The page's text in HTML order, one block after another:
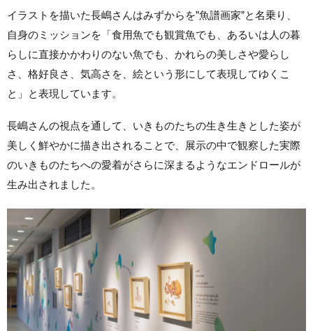
イラストを描いた長嶋さんはみずからを”魚譜画家”と名乗り、
自身のミッションを「食用魚でも観賞魚でも、あるいは人の暮
らしに直接かかわりのない魚でも、かれらの美しさや愛らし
さ、格好良さ、気高さを、絵という形にして表現してゆくこ
と」と表現しています。
長嶋さんの視点を通して、いきものたちの生き生きとした姿が
美しく鮮やかに描き出されることで、展示の中で観察した実際
のいきものたちへの愛着がさらに深まるようなエンドロールが
生み出されました。